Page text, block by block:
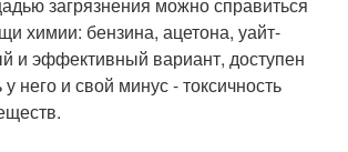
химии: бензина, ацетона, уайт-
и эффективный вариант, доступен
него и свой минус - токсичность